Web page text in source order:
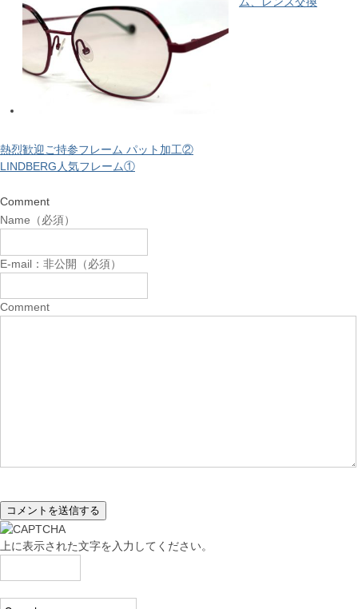
熱烈歓迎ご持参フレーム パット加工②
LINDBERG人気フレーム①
Comment
Name（必須）
E-mail：非公開（必須）
Comment
上に表示された文字を入力してください。